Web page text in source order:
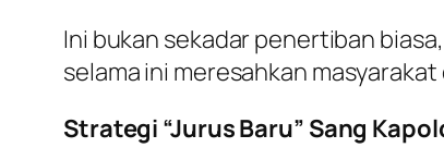
Ini bukan sekadar penertiban
selama ini meresahkan
Strategi “Jurus Baru” Sang